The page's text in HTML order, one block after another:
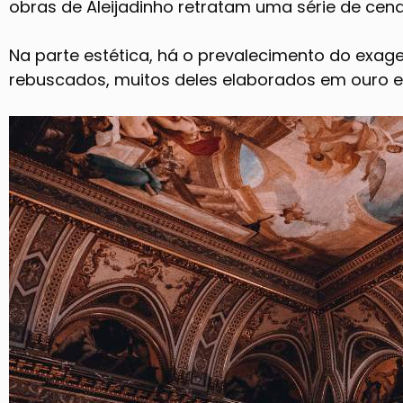
obras de Aleijadinho retratam uma série de
Na parte estética, há o prevalecimento do
rebuscados, muitos deles elaborados em ouro